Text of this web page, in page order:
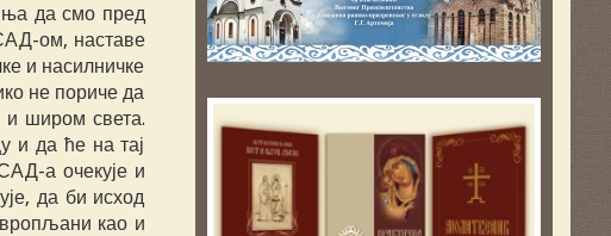
да смо пред
ом, наставе
и насилничке
не пориче да
и широм света.
и да ће на тај
а очекује и
да би исход
као и